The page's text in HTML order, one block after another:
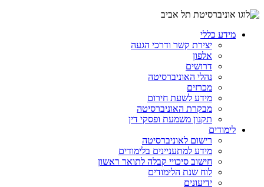
מידע כללי
יצירת קשר ודרכי הגעה
אלפון
דרושים
נהלי האוניברסיטה
מכרזים
מידע לשעת חירום
מבקרת האוניברסיטה
תקנון משמעת ופסקי דין
לימודים
רישום לאוניברסיטה
מידע למתעניינים בלימודים
חישוב סיכויי קבלה לתואר ראשון
לוח שנת הלימודים
ידיעונים